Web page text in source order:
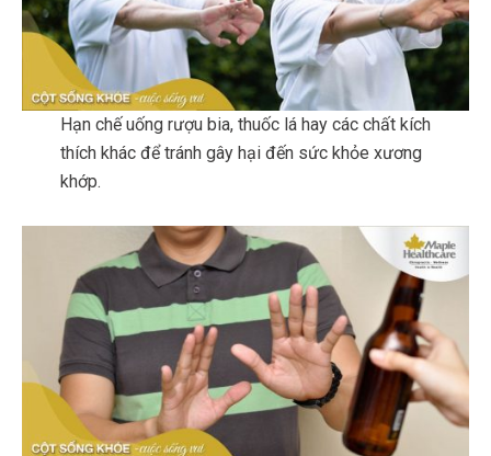
Hạn chế uống rượu bia, thuốc lá hay các chất kích
thích khác để tránh gây hại đến sức khỏe xương
khớp.